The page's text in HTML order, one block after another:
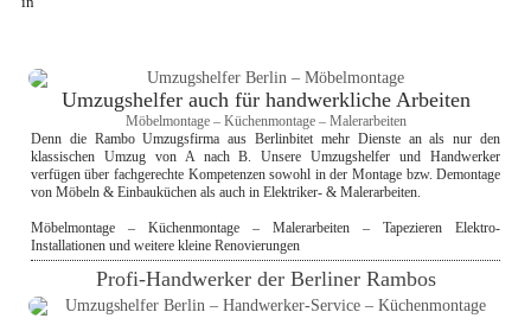
Umzugshelfer auch für handwerkliche Arbeiten
Möbelmontage – Küchenmontage – Malerarbeiten
Denn die Rambo Umzugsfirma aus Berlinbitet mehr Dienste an als nur den
klassischen Umzug von A nach B. Unsere Umzugshelfer und Handwerker
verfügen über fachgerechte Kompetenzen sowohl in der Montage bzw. Demontage
von Möbeln & Einbauküchen als auch in Elektriker- & Malerarbeiten.
Möbelmontage – Küchenmontage – Malerarbeiten – Tapezieren Elektro-
Installationen und weitere kleine Renovierungen
Profi-Handwerker der Berliner Rambos